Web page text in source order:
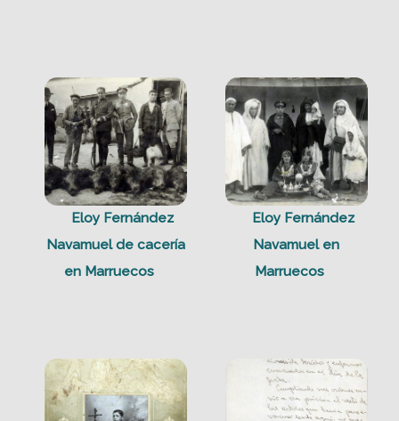
Eloy Fernández
Navamuel de cacería
en Marruecos
Eloy Fernández
Navamuel en
Marruecos